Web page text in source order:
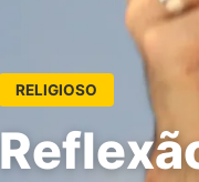
RELIGIOSO